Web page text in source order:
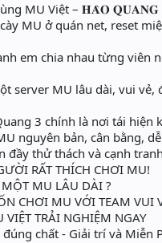
MU Việt – 𝐇𝐀̀𝐎 𝐐𝐔𝐀𝐍𝐆
MU ở quán net, reset
em chia nhau từng viên
server MU lâu dài, vui vẻ,
3 chính là nơi tái hiện
nguyên bản, cân bằng,
đầy thử thách và cạnh
RẤT THÍCH CHƠI MU!
MU LÂU DÀI ?
CHƠI MU VỚI TEAM VUI
VIỆT TRẢI NGHIỆM NGAY
chất - Giải trí và Miễn